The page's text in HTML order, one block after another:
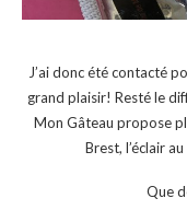
J’ai donc été contacté
grand plaisir! Resté le
Mon Gâteau propose
Brest, l’éclair
Que